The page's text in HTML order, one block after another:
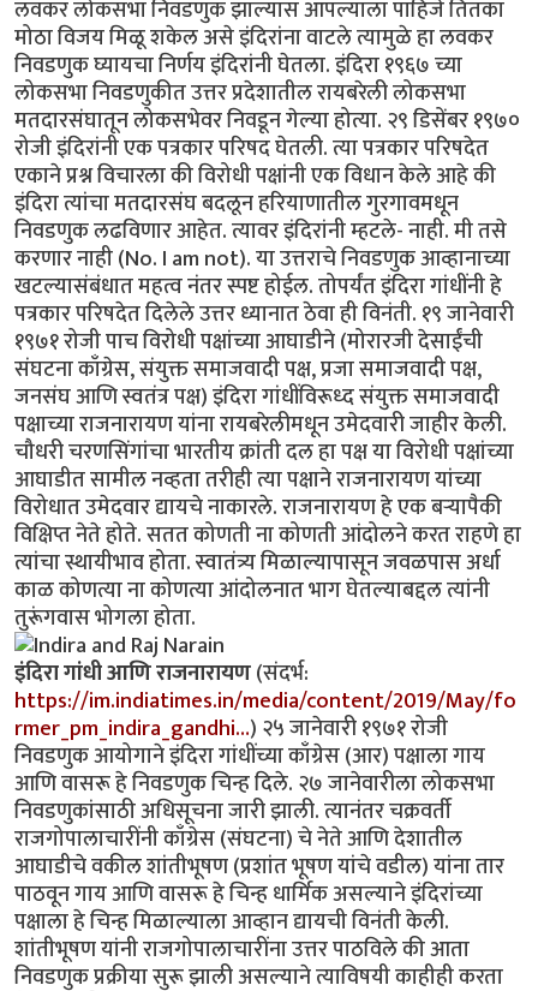
लवकर लोकसभा निवडणुक झाल्यास आपल्याला पाहिजे तितका
मोठा विजय मिळू शकेल असे इंदिरांना वाटले त्यामुळे हा लवकर
निवडणुक घ्यायचा निर्णय इंदिरांनी घेतला. इंदिरा १९६७ च्या
लोकसभा निवडणुकीत उत्तर प्रदेशातील रायबरेली लोकसभा
मतदारसंघातून लोकसभेवर निवडून गेल्या होत्या. २९ डिसेंबर १९७०
रोजी इंदिरांनी एक पत्रकार परिषद घेतली. त्या पत्रकार परिषदेत
एकाने प्रश्न विचारला की विरोधी पक्षांनी एक विधान केले आहे की
इंदिरा त्यांचा मतदारसंघ बदलून हरियाणातील गुरगावमधून
निवडणुक लढविणार आहेत. त्यावर इंदिरांनी म्हटले- नाही. मी तसे
करणार नाही (No. I am not). या उत्तराचे निवडणुक आव्हानाच्या
खटल्यासंबंधात महत्व नंतर स्पष्ट होईल. तोपर्यंत इंदिरा गांधींनी हे
पत्रकार परिषदेत दिलेले उत्तर ध्यानात ठेवा ही विनंती. १९ जानेवारी
१९७१ रोजी पाच विरोधी पक्षांच्या आघाडीने (मोरारजी देसाईंची
संघटना काँग्रेस, संयुक्त समाजवादी पक्ष, प्रजा समाजवादी पक्ष,
जनसंघ आणि स्वतंत्र पक्ष) इंदिरा गांधींविरूध्द संयुक्त समाजवादी
पक्षाच्या राजनारायण यांना रायबरेलीमधून उमेदवारी जाहीर केली.
चौधरी चरणसिंगांचा भारतीय क्रांती दल हा पक्ष या विरोधी पक्षांच्या
आघाडीत सामील नव्हता तरीही त्या पक्षाने राजनारायण यांच्या
विरोधात उमेदवार द्यायचे नाकारले. राजनारायण हे एक बर्‍यापैकी
विक्षिप्त नेते होते. सतत कोणती ना कोणती आंदोलने करत राहणे हा
त्यांचा स्थायीभाव होता. स्वातंत्र्य मिळाल्यापासून जवळपास अर्धा
काळ कोणत्या ना कोणत्या आंदोलनात भाग घेतल्याबद्दल त्यांनी
तुरूंगवास भोगला होता.
इंदिरा गांधी आणि राजनारायण(संदर्भ:
https://im.indiatimes.in/media/content/2019/May/fo
rmer_pm_indira_gandhi…) २५ जानेवारी १९७१ रोजी
निवडणुक आयोगाने इंदिरा गांधींच्या काँग्रेस (आर) पक्षाला गाय
आणि वासरू हे निवडणुक चिन्ह दिले. २७ जानेवारीला लोकसभा
निवडणुकांसाठी अधिसूचना जारी झाली. त्यानंतर चक्रवर्ती
राजगोपालाचारींनी काँग्रेस (संघटना) चे नेते आणि देशातील
आघाडीचे वकील शांतीभूषण (प्रशांत भूषण यांचे वडील) यांना तार
पाठवून गाय आणि वासरू हे चिन्ह धार्मिक असल्याने इंदिरांच्या
पक्षाला हे चिन्ह मिळाल्याला आव्हान द्यायची विनंती केली.
शांतीभूषण यांनी राजगोपालाचारींना उत्तर पाठविले की आता
निवडणुक प्रक्रीया सुरू झाली असल्याने त्याविषयी काहीही करता